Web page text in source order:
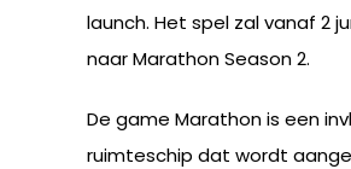
launch. Het spel zal vanaf 2
naar Marathon Season 2.
De game Marathon is een
ruimteschip dat wordt